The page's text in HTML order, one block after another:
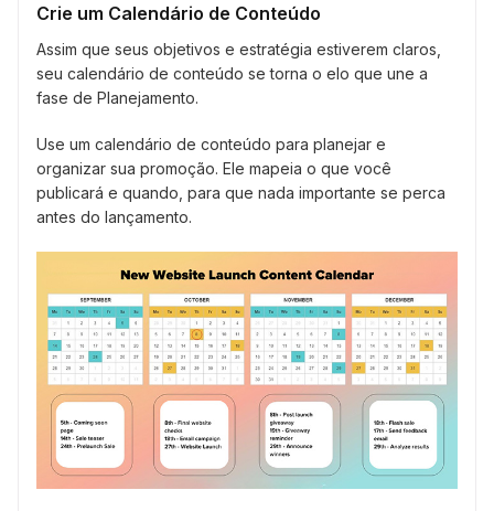
Crie um Calendário de Conteúdo
Assim que seus objetivos e estratégia estiverem claros,
seu calendário de conteúdo se torna o elo que une a
fase de Planejamento.
Use um calendário de conteúdo para planejar e
organizar sua promoção. Ele mapeia o que você
publicará e quando, para que nada importante se perca
antes do lançamento.